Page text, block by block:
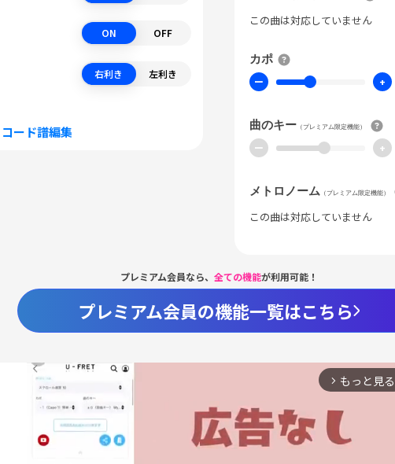
ON OFF
右利き 左利き
コード譜編集
この曲は対応していません
カポ
ー +
曲のキー （プレミアム限定機能）
ー +
メトロノーム （プレミアム限定機能）
この曲は対応していません
プレミアム会員なら、 全ての機能が利用可能！
プレミアム会員の機能一覧はこちら
arrow_forward_ios もっと見る